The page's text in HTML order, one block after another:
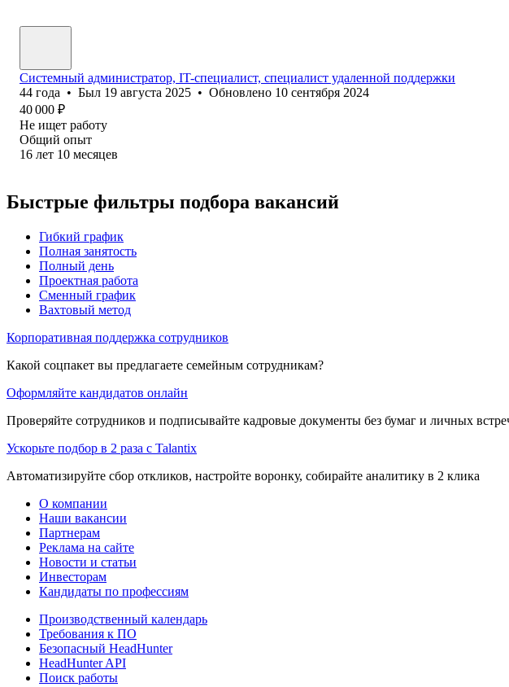
Системный администратор, IT-специалист, специалист удаленной поддержки
44 года • Был 19 августа 2025 • Обновлено 10 сентября 2024
40 000 ₽
Не ищет работу
Общий опыт
16 лет 10 месяцев
Быстрые фильтры подбора вакансий
Гибкий график
Полная занятость
Полный день
Проектная работа
Сменный график
Вахтовый метод
Корпоративная поддержка сотрудников
Какой соцпакет вы предлагаете семейным сотрудникам?
Оформляйте кандидатов онлайн
Проверяйте сотрудников и подписывайте кадровые документы без бумаг и личных
Ускорьте подбор в 2 раза с Talantix
Автоматизируйте сбор откликов, настройте воронку, собирайте аналитику в 2 клика
О компании
Наши вакансии
Партнерам
Реклама на сайте
Новости и статьи
Инвесторам
Кандидаты по профессиям
Производственный календарь
Требования к ПО
Безопасный HeadHunter
HeadHunter API
Поиск работы